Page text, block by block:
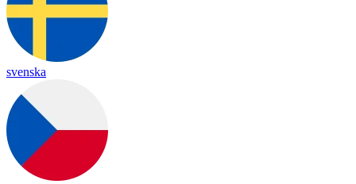
svenska